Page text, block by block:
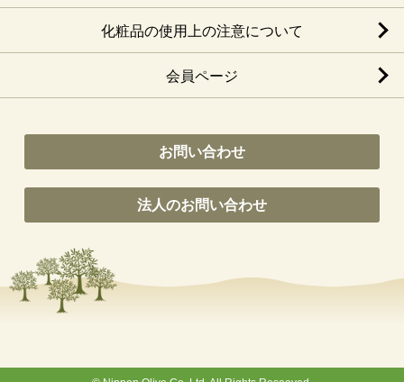
化粧品の使用上の注意について
会員ページ
お問い合わせ
法人のお問い合わせ